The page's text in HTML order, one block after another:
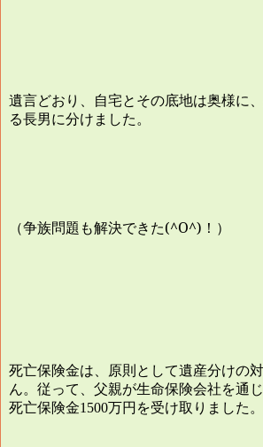
遺言どおり、自宅とその底地は奥様に
る長男に分けました。
（争族問題も解決できた(^O^)！）
死亡保険金は、原則として遺産分けの
ん。従って、父親が生命保険会社を通
死亡保険金1500万円を受け取りました。